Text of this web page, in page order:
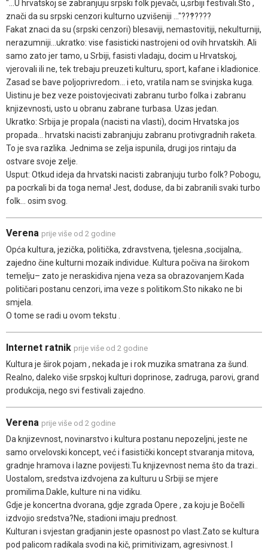
"...U hrvatskoj se zabranjuju srpski folk pjevači, u,srbiji festivali.Što ,
znači da su srpski cenzori kulturno uzvišeniji ..."??‽????
Fakat znaci da su (srpski cenzori) blesaviji, nemastovitiji, nekulturniji,
nerazumniji...ukratko: vise fasisticki nastrojeni od ovih hrvatskih. Ali
samo zato jer tamo, u Srbiji, fasisti vladaju, docim u Hrvatskoj,
vjerovali ili ne, tek trebaju preuzeti kulturu, sport, kafane i kladionice.
Zasad se bave poljoprivredom... i eto, vratila nam se svinjska kuga.
Uistinu je bez veze poistovjecivati zabranu turbo folka i zabranu
knjizevnosti, usto u obranu zabrane turbasa. Uzas jedan.
Ukratko: Srbija je propala (nacisti na vlasti), docim Hrvatska jos
propada... hrvatski nacisti zabranjuju zabranu protivgradnih raketa.
To je sva razlika. Jednima se zelja ispunila, drugi jos rintaju da
ostvare svoje zelje.
Usput: Otkud ideja da hrvatski nacisti zabranjuju turbo folk? Pobogu,
pa pocrkali bi da toga nema! Jest, doduse, da bi zabranili svaki turbo
folk... osim svog.
Verena prije više od 2 godine
Opća kultura, jezička, politička, zdravstvena, tjelesna ,socijalna,.
zajedno čine kulturni mozaik individue. Kultura počiva na širokom
temelju– zato je neraskidiva njena veza sa obrazovanjem.Kada
političari postanu cenzori, ima veze s politikom.Sto nikako ne bi
smjela.
O tome se radi u ovom tekstu .
Internet ratnik prije više od 2 godine
Kultura je širok pojam , nekada je i rok muzika smatrana za šund.
Realno, daleko više srpskoj kulturi doprinose, zadruga, parovi, grand
produkcija, nego svi festivali zajedno.
Verena prije više od 2 godine
Da knjizevnost, novinarstvo i kultura postanu nepozeljni, jeste ne
samo orvelovski koncept, već i fasistički koncept stvaranja mitova,
gradnje hramova i lazne povijesti.Tu knjizevnost nema što da trazi..
Uostalom, sredstva izdvojena za kulturu u Srbiji se mjere
promilima.Dakle, kulture ni na vidiku.
Gdje je koncertna dvorana, gdje zgrada Opere , za koju je Bočelli
izdvojio sredstva?Ne, stadioni imaju prednost.
Kulturan i svjestan gradjanin jeste opasnost po vlast.Zato se kultura
pod palicom radikala svodi na kič, primitivizam, agresivnost. I